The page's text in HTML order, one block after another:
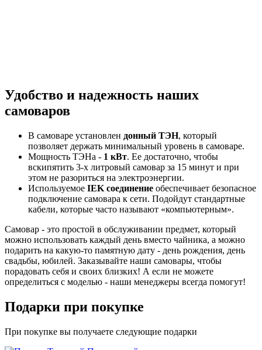
Удобство и надежность наших
самоваров
В самоваре установлен донный ТЭН, который
позволяет держать минимальный уровень в самоваре.
Мощность ТЭНа - 1 кВт. Ее достаточно, чтобы
вскипятить 3-х литровый самовар за 15 минут и при
этом не разориться на электроэнергии.
Используемое IEK соединение обеспечивает безопасное
подключение самовара к сети. Подойдут стандартные
кабели, которые часто называют «компьютерным».
Самовар - это простой в обслуживании предмет, который
можно использовать каждый день вместо чайника, а можно
подарить на какую-то памятную дату - день рождения, день
свадьбы, юбилей. Заказывайте наши самовары, чтобы
порадовать себя и своих близких! А если не можете
определиться с моделью - наши менеджеры всегда помогут!
Подарки при покупке
При покупке вы получаете следующие подарки